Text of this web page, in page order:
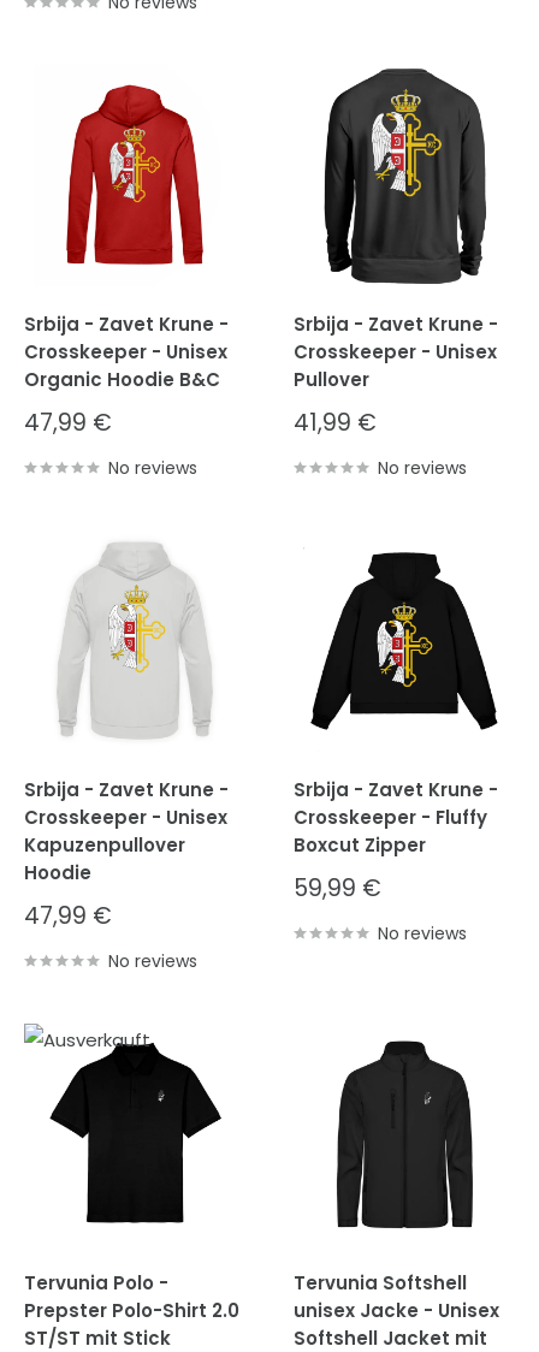
Srbija - Zavet Krune -
Crosskeeper - Unisex
Organic Hoodie B&C
Sale
price
47,99 €
No reviews
Srbija - Zavet Krune -
Crosskeeper - Unisex
Pullover
Sale
price
41,99 €
No reviews
Srbija - Zavet Krune -
Crosskeeper - Unisex
Kapuzenpullover
Hoodie
Sale
price
47,99 €
No reviews
Srbija - Zavet Krune -
Crosskeeper - Fluffy
Boxcut Zipper
Sale
price
59,99 €
No reviews
Tervunia Polo -
Prepster Polo-Shirt 2.0
ST/ST mit Stick
Tervunia Softshell
unisex Jacke - Unisex
Softshell Jacket mit